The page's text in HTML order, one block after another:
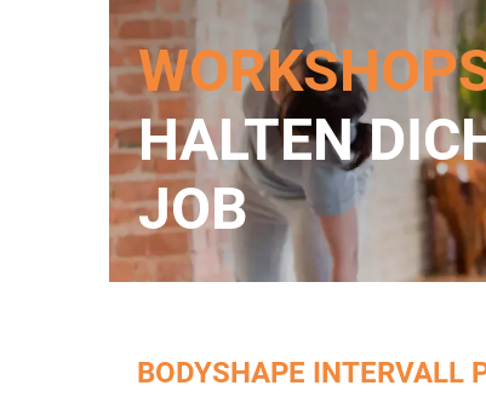
HALTEN
JOB
BODYSHAPE INTERVALL